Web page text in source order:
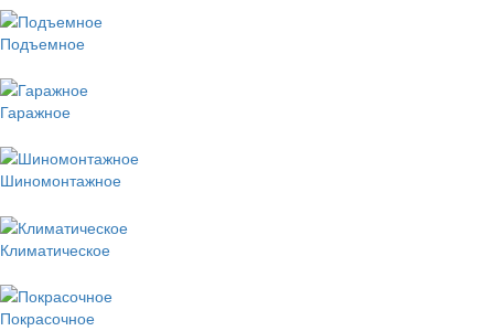
Подъемное
Гаражное
Шиномонтажное
Климатическое
Покрасочное